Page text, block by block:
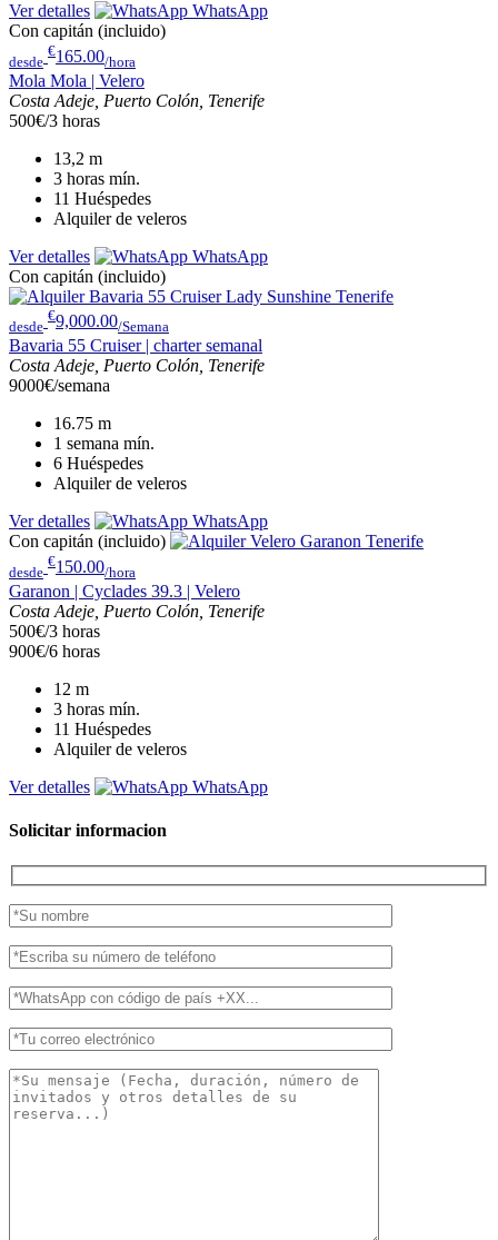
Ver detalles
WhatsApp
Con capitán (incluido)
desde
€165.00/hora
Mola Mola | Velero
Costa Adeje, Puerto Colón, Tenerife
500€/3 horas
13,2 m
3 horas mín.
11 Huéspedes
Alquiler de veleros
Ver detalles
WhatsApp
Con capitán (incluido)
desde
€9,000.00/Semana
Bavaria 55 Cruiser | charter semanal
Costa Adeje, Puerto Colón, Tenerife
9000€/semana
16.75 m
1 semana mín.
6 Huéspedes
Alquiler de veleros
Ver detalles
WhatsApp
Con capitán (incluido)
desde
€150.00/hora
Garanon | Cyclades 39.3 | Velero
Costa Adeje, Puerto Colón, Tenerife
500€/3 horas
900€/6 horas
12 m
3 horas mín.
11 Huéspedes
Alquiler de veleros
Ver detalles
WhatsApp
Solicitar informacion